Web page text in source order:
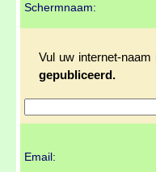
Schermnaam:
Vul uw internet-naam
gepubliceerd.
Email: